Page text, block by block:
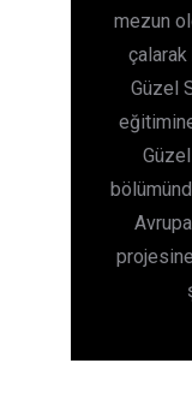
mezun
çalarak
Güzel